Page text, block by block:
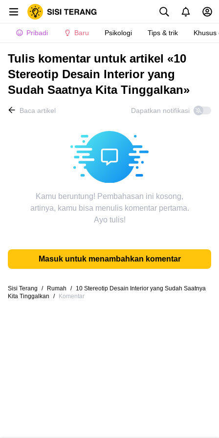
Pribadi Baru Psikologi Tips & trik Khusus
Tulis komentar untuk artikel «10
Stereotip Desain Interior yang
Sudah Saatnya Kita Tinggalkan»
Baca artikel Dapatkan notifikasi
Kamu beruntung! Pembahasan ini kosong,
artinya, kamu bisa menulis komentar pertama.
Ayo tulis!
Masuk untuk menambahkan komentar
Sisi Terang / Rumah /
10 Stereotip Desain Interior yang Sudah Saatnya
Kita Tinggalkan
/ Komentar